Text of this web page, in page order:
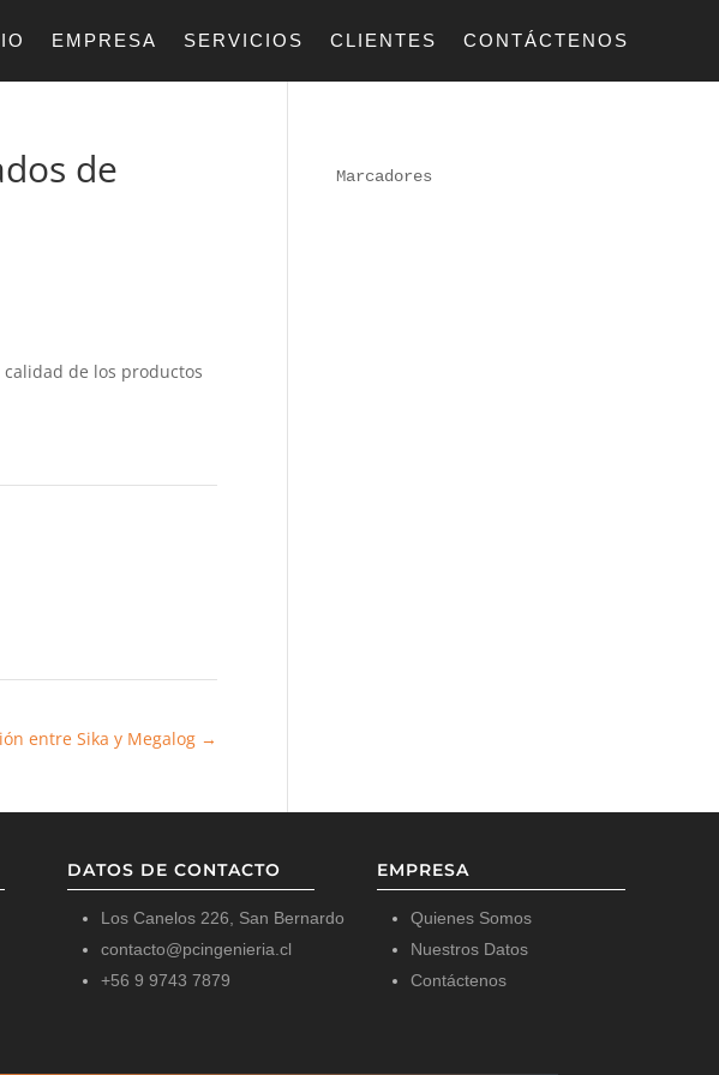
EMPRESA SERVICIOS CLIENTES CONTÁCTENOS
de
de los productos
entre Sika y Megalog →
Marcadores
DATOS DE CONTACTO
Los Canelos 226, San Bernardo
contacto@pcingenieria.cl
+56 9 9743 7879
EMPRESA
Quienes Somos
Nuestros Datos
Contáctenos